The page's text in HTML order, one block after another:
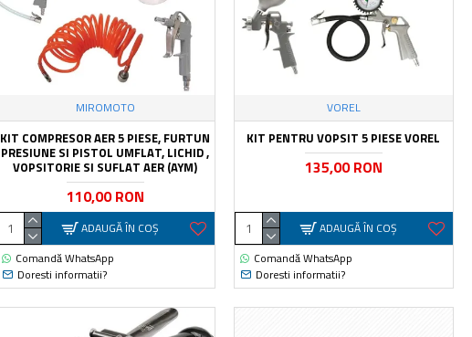
MIROMOTO
KIT COMPRESOR AER 5 PIESE, FURTUN
PRESIUNE SI PISTOL UMFLAT, LICHID ,
VOPSITORIE SI SUFLAT AER (AYM)
110,00 RON
ADAUGĂ ÎN COŞ
Comandă WhatsApp
Doresti informatii?
VOREL
KIT PENTRU VOPSIT 5 PIESE VOREL
135,00 RON
ADAUGĂ ÎN COŞ
Comandă WhatsApp
Doresti informatii?